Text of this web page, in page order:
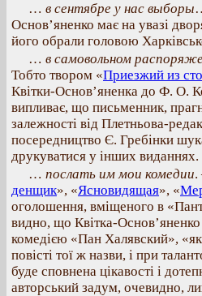
… в сентябре у нас выборы
Основ’яненко має на увазі
його обрали головою
… в самовольном
Тобто твором «Приезжий из
Квітки-Основ’яненка до Ф. О.
випливає, що письменник,
залежності від Плетньова-
посередництво Є. Гребінки
друкуватися у інших виданнях.
… послать им мои комедии.
денщик», «Ясновидящая», «
оголошення, вміщеного в
видно, що Квітка-
комедією «Пан Халявский»,
повісті тої ж назви, і при
буде сповнена цікавості і
авторський задум, очевидно,